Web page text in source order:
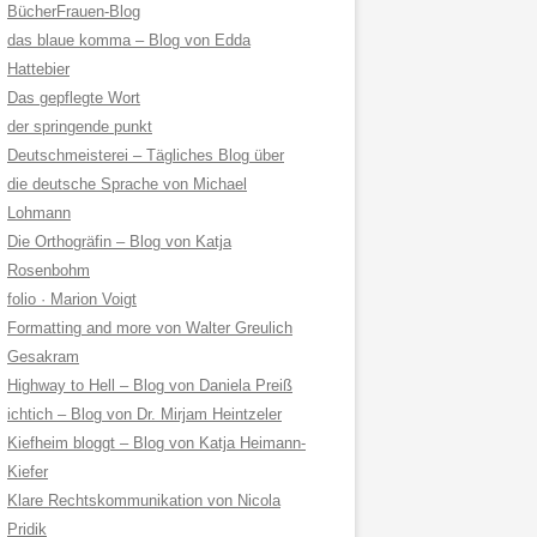
BücherFrauen-Blog
das blaue komma – Blog von Edda
Hattebier
Das gepflegte Wort
der springende punkt
Deutschmeisterei – Tägliches Blog über
die deutsche Sprache von Michael
Lohmann
Die Orthogräfin – Blog von Katja
Rosenbohm
folio · Marion Voigt
Formatting and more von Walter Greulich
Gesakram
Highway to Hell – Blog von Daniela Preiß
ichtich – Blog von Dr. Mirjam Heintzeler
Kiefheim bloggt – Blog von Katja Heimann-
Kiefer
Klare Rechtskommunikation von Nicola
Pridik